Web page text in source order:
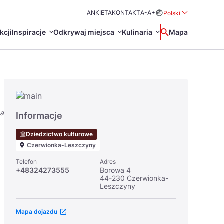
ANKIETAKONTAKTA-A+
Polski
Inspiracje
Certyfikaty POT
Odkrywaj miejsca
Turystyczne
Kulinaria
Restauracje Michelin
Wyszukaj
Mapa
Svenska
Informacje
Dziedzictwo kulturowe
Czerwionka-Leszczyny
Telefon
+48324273555
Adres
Borowa 4
44-230 Czerwionka-
Leszczyny
Mapa dojazdu